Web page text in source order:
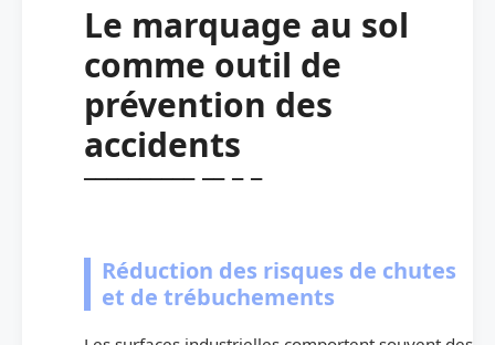
Le marquage au sol
comme outil de
prévention des
accidents
Réduction des risques de chutes
et de trébuchements